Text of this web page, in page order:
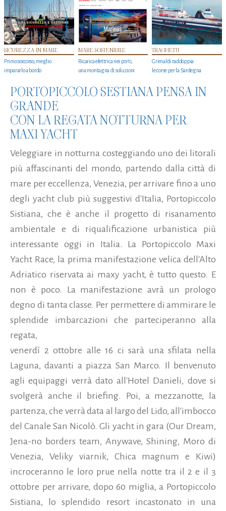
SICUREZZA IN MARE
Primo soccorso, meglio
impararlo a bordo
MARE SOSTENIBILE
Ricarica elettrica nei porti,
una montagna di soluzioni
TRAGHETTI
Grimaldi raddoppia
le corse per la Sardegna
PORTOPICCOLO SESTIANA PENSA IN
GRANDE
CON LA REGATA NOTTURNA PER
MAXI YACHT
Veleggiare in notturna costeggiando uno dei litorali
più affascinanti del mondo, partendo dalla città di
mare per eccellenza, Venezia, per arrivare fino a uno
degli yacht club più suggestivi d'Italia, Portopiccolo
Sistiana, che è anche il progetto di risanamento
ambientale e di riqualificazione urbanistica più
interessante oggi in Italia. La Portopiccolo Maxi
Yacht Race, la prima manifestazione velica dell'Alto
Adriatico riservata ai maxy yacht, è tutto questo. E
non è poco. La manifestazione avrà un prologo
degno di tanta classe. Per permettere di ammirare le
splendide imbarcazioni che parteciperanno alla
regata,
venerdì 2 ottobre alle 16 ci sarà una sfilata nella
Laguna, davanti a piazza San Marco. Il benvenuto
agli equipaggi verrà dato all'Hotel Danieli, dove si
svolgerà anche il briefing. Poi, a mezzanotte, la
partenza, che verrà data al largo del Lido, all'imbocco
del Canale San Nicolò. Gli yacht in gara (Our Dream,
Jena-no borders team, Anywave, Shining, Moro di
Venezia, Veliky viarnik, Chica magnum e Kiwi)
incroceranno le loro prue nella notte tra il 2 e il 3
ottobre per arrivare, dopo 60 miglia, a Portopiccolo
Sistiana, lo splendido resort incastonato in una